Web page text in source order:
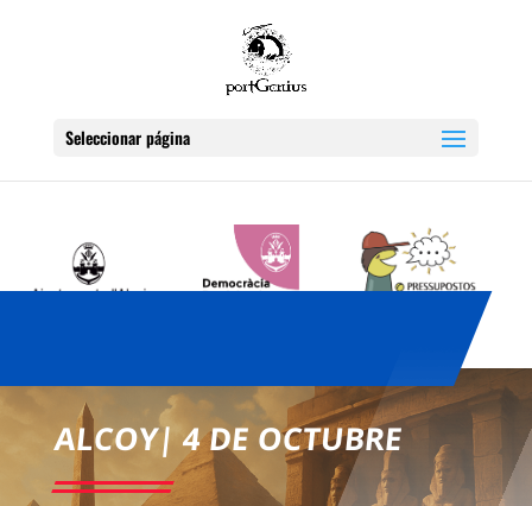
Seleccionar página
ALCOY| 4 DE OCTUBRE